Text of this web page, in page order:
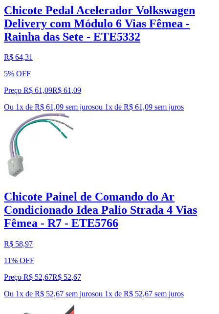
Chicote Pedal Acelerador Volkswagen
Delivery com Módulo 6 Vias Fêmea -
Rainha das Sete - ETE5332
R$ 64,31
5% OFF
Preço R$ 61,09R$ 61,09
Ou 1x de R$ 61,09 sem jurosou 1x de R$ 61,09 sem juros
Chicote Painel de Comando do Ar
Condicionado Idea Palio Strada 4 Vias
Fêmea - R7 - ETE5766
R$ 58,97
11% OFF
Preço R$ 52,67R$ 52,67
Ou 1x de R$ 52,67 sem jurosou 1x de R$ 52,67 sem juros